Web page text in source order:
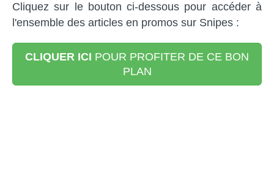
Cliquez sur le bouton ci-dessous pour accéder à
l'ensemble des articles en promos sur Snipes :
CLIQUER ICI POUR PROFITER DE CE BON
PLAN